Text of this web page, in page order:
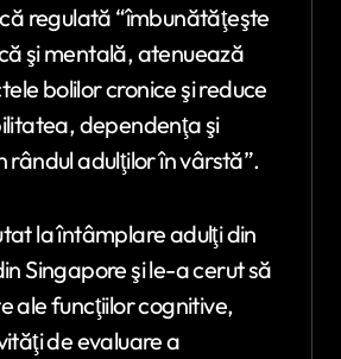
regulată “îmbunătăţeşte
şi mentală, atenuează
bolilor cronice şi reduce
dependenţa şi
adulţilor în vârstă”.
la întâmplare adulţi din
Singapore şi le-a cerut să
ale funcţiilor cognitive,
de evaluare a